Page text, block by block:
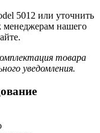
5012 или уточнить
менеджерам нашего
товара
уведомления.